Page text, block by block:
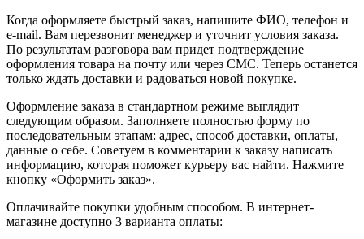
Когда оформляете быстрый заказ, напишите ФИО, телефон и
e-mail. Вам перезвонит менеджер и уточнит условия заказа.
По результатам разговора вам придет подтверждение
оформления товара на почту или через СМС. Теперь останется
только ждать доставки и радоваться новой покупке.
Оформление заказа в стандартном режиме выглядит
следующим образом. Заполняете полностью форму по
последовательным этапам: адрес, способ доставки, оплаты,
данные о себе. Советуем в комментарии к заказу написать
информацию, которая поможет курьеру вас найти. Нажмите
кнопку «Оформить заказ».
Оплачивайте покупки удобным способом. В интернет-
магазине доступно 3 варианта оплаты: